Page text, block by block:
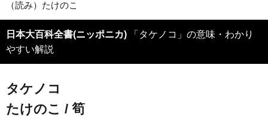
（読み）たけのこ
日本大百科全書(ニッポニカ) 「タケノコ」の意味・わかり
やすい解説
タケノコ
たけのこ / 筍